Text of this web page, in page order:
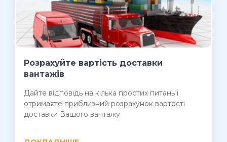
Розрахуйте вартість доставки
вантажів
Дайте відповідь на кілька простих питань і
отримаєте приблизний розрахунок вартості
доставки Вашого вантажу